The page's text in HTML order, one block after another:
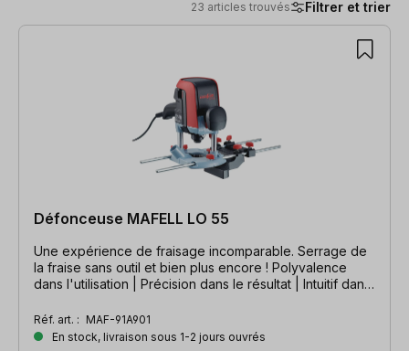
23 articles trouvés Filtrer et trier
23 articles trouvés
Défonceuse MAFELL LO 55
Une expérience de fraisage incomparable. Serrage de
la fraise sans outil et bien plus encore ! Polyvalence
dans l'utilisation | Précision dans le résultat | Intuitif dans
Réf. art. : MAF-91A901
En stock, livraison sous 1-2 jours ouvrés